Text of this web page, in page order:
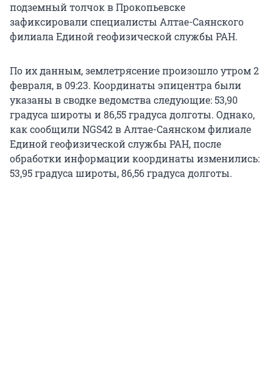
подземный толчок в Прокопьевске
зафиксировали специалисты Алтае-Саянского
филиала Единой геофизической службы РАН.
По их данным, землетрясение произошло утром 2
февраля, в 09:23. Координаты эпицентра были
указаны в сводке ведомства следующие: 53,90
градуса широты и 86,55 градуса долготы. Однако,
как сообщили NGS42 в Алтае-Саянском филиале
Единой геофизической службы РАН, после
обработки информации координаты изменились:
53,95 градуса широты, 86,56 градуса долготы.